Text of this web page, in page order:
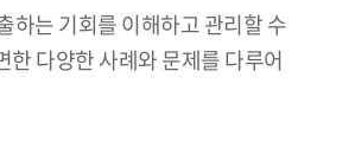
는 기회를 이해하고 관리할 수
다양한 사례와 문제를 다루어